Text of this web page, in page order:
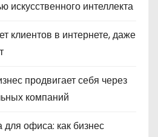
искусственного интеллекта
клиентов в интернете, даже
продвигает себя через
компаний
для офиса: как бизнес